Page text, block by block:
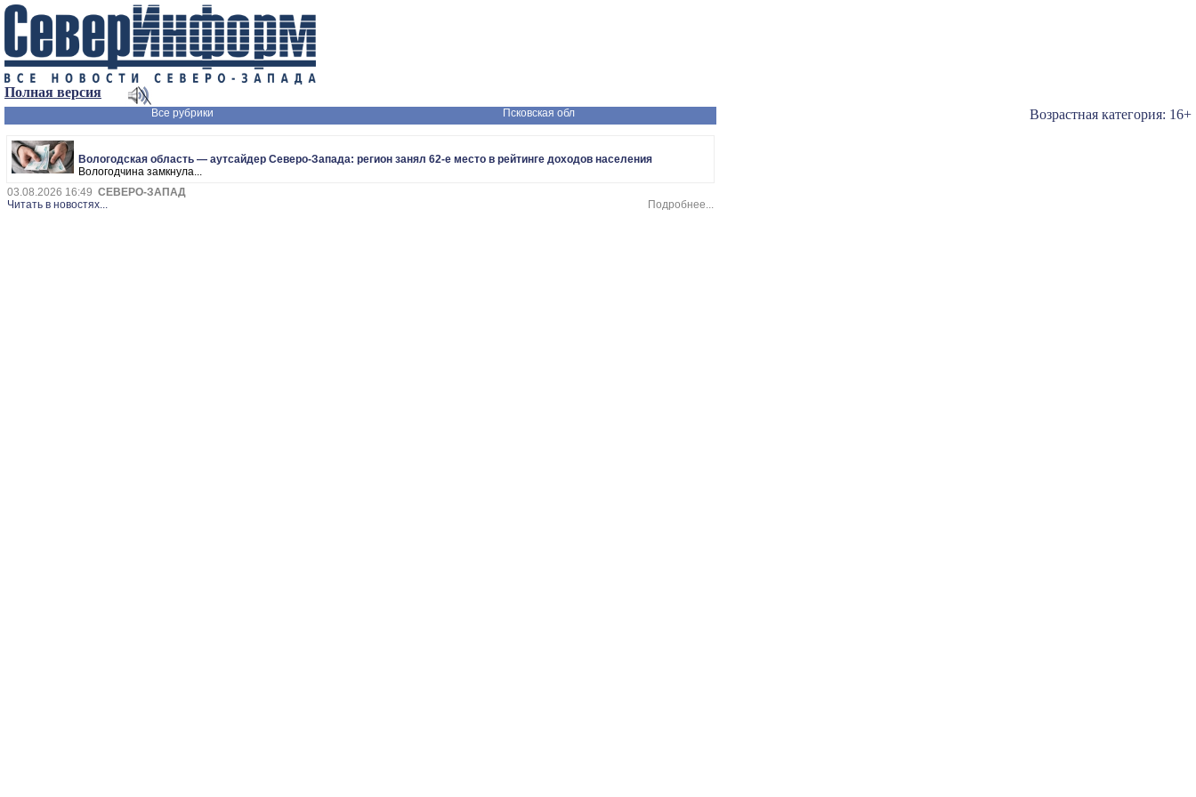
Полная версия
Возрастная категория: 16+
Все рубрики Псковская обл
Вологодская область — аутсайдер Северо-Запада: регион занял 62-е место в рейтинге доходов населения
Вологодчина замкнула...
03.08.2026 16:49 СЕВЕРО-ЗАПАД
Читать в новостях...
Подробнее...